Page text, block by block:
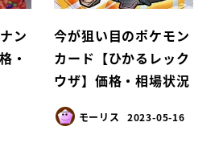
ン
・
今が狙い目のポケモン
カード【ひかるレック
ウザ】価格・相場状況
モーリス 2023-05-16